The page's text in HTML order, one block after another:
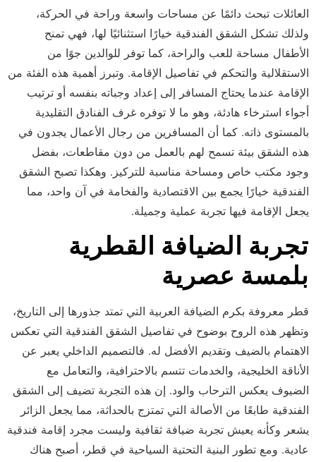
العائلات تبحث دائمًا عن مساحات واسعة وراحة في الحركة،
ولذلك تشكل الشقق الفندقية خيارًا استثنائيًا لها، فهي تمنح
الأطفال مساحة للعب والراحة، كما توفر للوالدين جوًا من
الاستقلالية والتحكم في تفاصيل الإقامة. وتبرز أهمية هذه الفئة من
الإقامة عندما يحتاج المسافر إلى إعداد وجباته بنفسه أو ترتيب
أجواء استرخاء هادئة، وهو ما لا توفره غرف الفنادق التقليدية
بالمستوى ذاته. كما أن المسافرين من رجال الأعمال يجدون في
هذه الشقق بيئة تسمح لهم بالعمل من دون مقاطعات، بفضل
وجود مكتب خاص ومساحة مناسبة للتركيز. وهكذا تصبح الشقق
الفندقية خيارًا يجمع بين الاقتصادية والفخامة في آن واحد، مما
يجعل الإقامة فيها تجربة عملية وجميلة.
تجربة الضيافة القطرية
بلمسة عصرية
قطر معروفة بكرم الضيافة العربية التي تمتد جذورها إلى التاريخ،
وتظهر هذه الروح بوضوح في تفاصيل الشقق الفندقية التي تعكس
الاهتمام بالضيف وتقديم الأفضل له. فالتصميم الداخلي يعبر عن
الأناقة الخليجية، والخدمات تتسم بالاحترافية، والتعامل مع
الضيوف يعكس الترحاب والود. إن هذه التجربة تضيف إلى الشقق
الفندقية طابعًا من الأصالة التي تمتزج بالحداثة، مما يجعل الزائر
يشعر وكأنه يعيش تجربة ضيافة ثقافية وليست مجرد إقامة فندقية
عادية. ومع تطور البنية التحتية السياحية في قطر، أصبح هناك